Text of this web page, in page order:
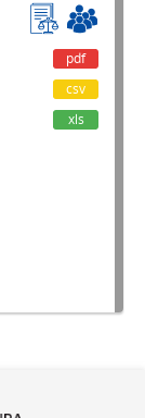
pdf
csv
xls